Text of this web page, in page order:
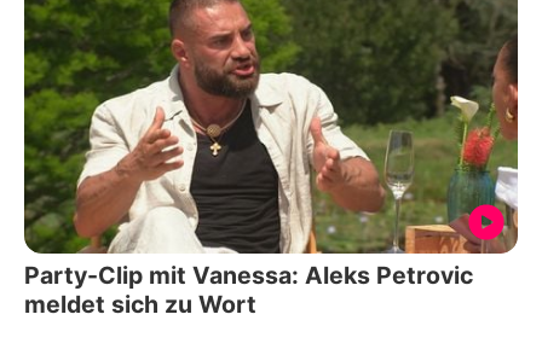
Party-Clip mit Vanessa: Aleks Petrovic
meldet sich zu Wort